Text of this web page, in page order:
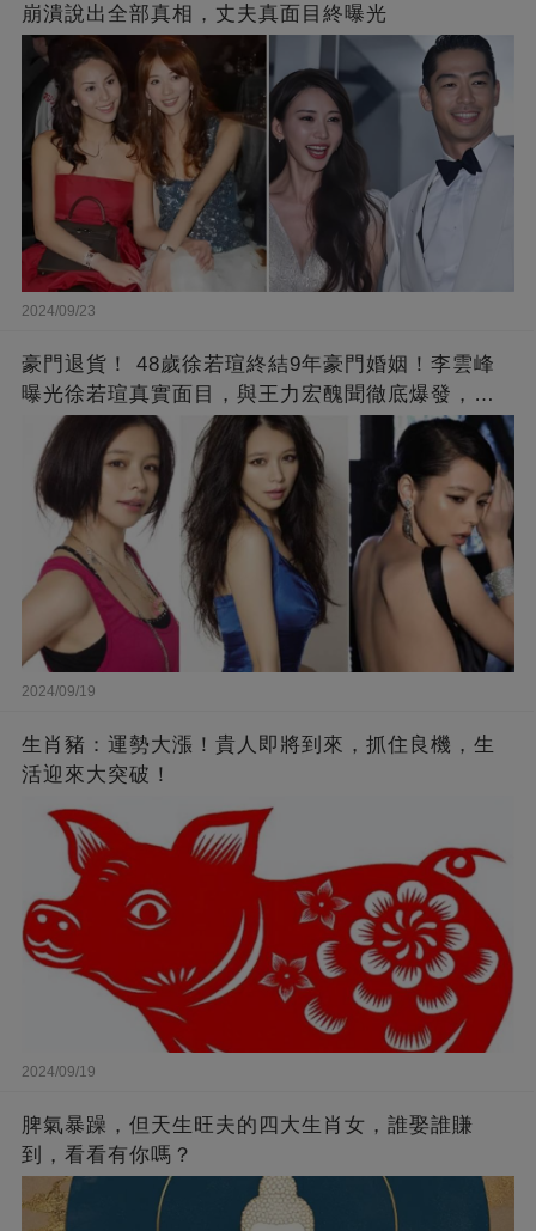
崩潰說出全部真相，丈夫真面目終曝光
2024/09/23
豪門退貨！ 48歲徐若瑄終結9年豪門婚姻！李雲峰
曝光徐若瑄真實面目，與王力宏醜聞徹底爆發，原
來李靚蕾說的都是真的 ！
2024/09/19
生肖豬：運勢大漲！貴人即將到來，抓住良機，生
活迎來大突破！
2024/09/19
脾氣暴躁，但天生旺夫的四大生肖女，誰娶誰賺
到，看看有你嗎？